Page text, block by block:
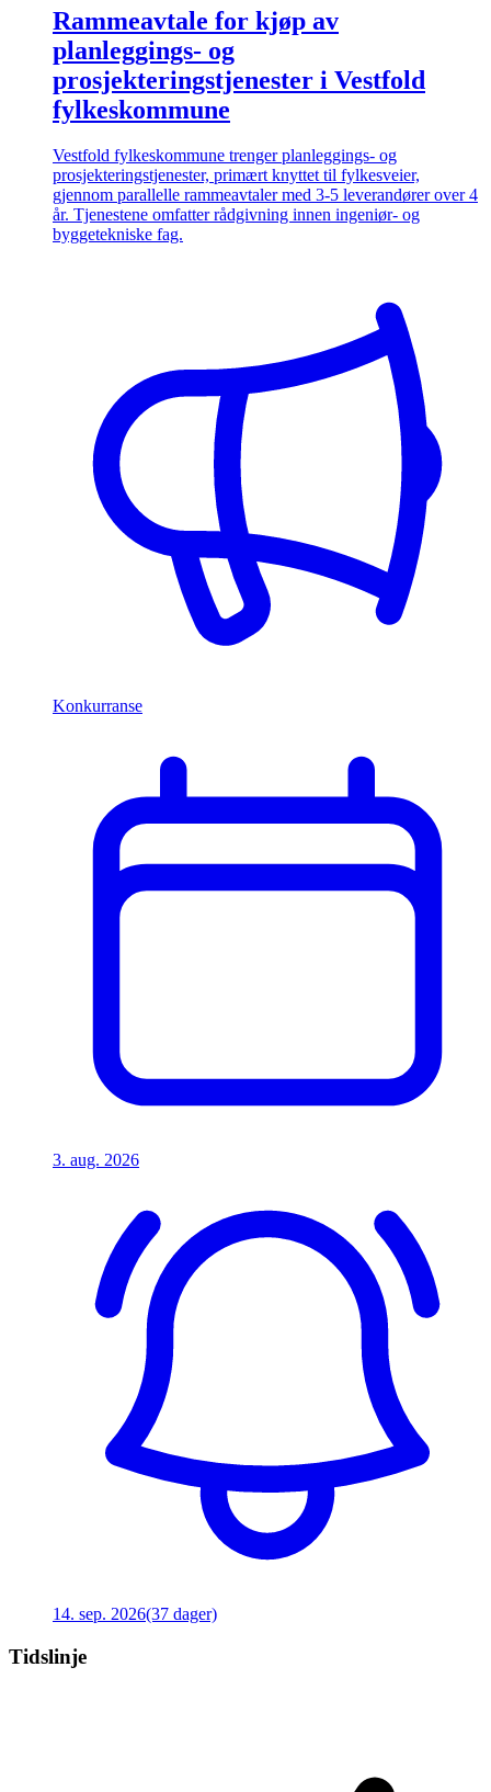
Rammeavtale for kjøp av
planleggings- og
prosjekteringstjenester i Vestfold
fylkeskommune
Vestfold fylkeskommune trenger planleggings- og
prosjekteringstjenester, primært knyttet til fylkesveier,
gjennom parallelle rammeavtaler med 3-5 leverandører over 4
år. Tjenestene omfatter rådgivning innen ingeniør- og
byggetekniske fag.
Konkurranse
3. aug. 2026
14. sep. 2026(37 dager)
Tidslinje